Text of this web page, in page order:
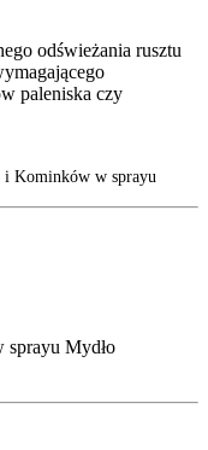
odświeżania rusztu
paleniska czy
i Kominków w sprayu
sprayu Mydło